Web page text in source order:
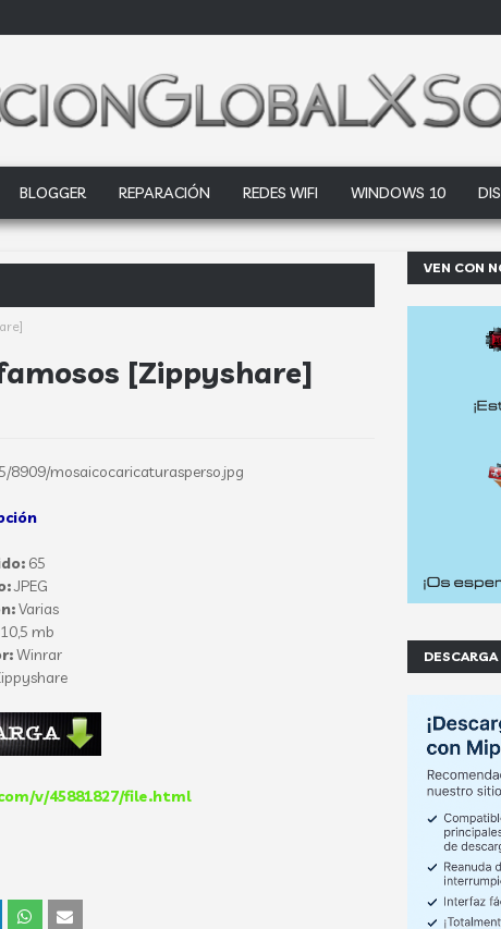
BLOGGER REPARACIÓN REDES WIFI WINDOWS 10
y Dropbo
[Zippyshare]
65
JPEG
Varias
10,5 mb
Winrar
v/45881827/file.html
VEN CON